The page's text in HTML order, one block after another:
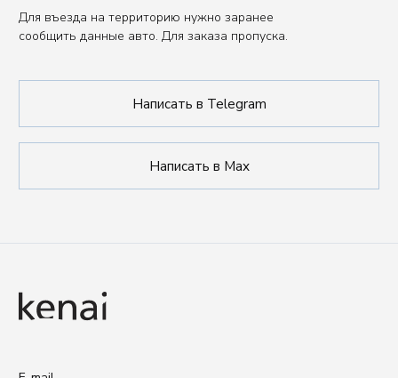
Политика обработки данных
Публичная оферта